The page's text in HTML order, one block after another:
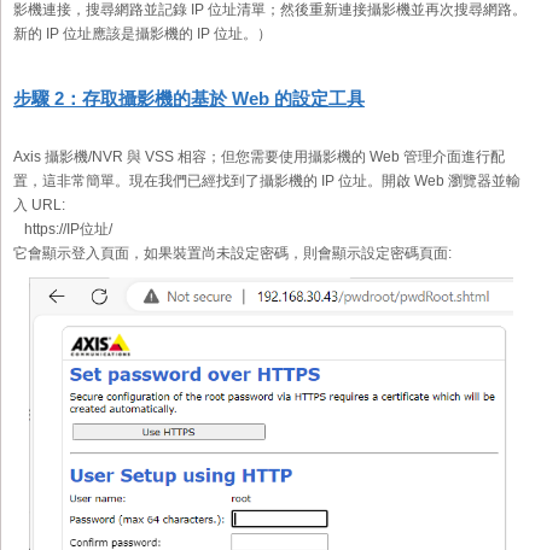
影機連接，搜尋網路並記錄 IP 位址清單；然後重新連接攝影機並再次搜尋網路。
新的 IP 位址應該是攝影機的 IP 位址。）
步驟 2：存取攝影機的基於 Web 的設定工具
Axis 攝影機/NVR 與 VSS 相容；但您需要使用攝影機的 Web 管理介面進行配
置，這非常簡單。現在我們已經找到了攝影機的 IP 位址。開啟 Web 瀏覽器並輸
入 URL:
https://IP位址/
它會顯示登入頁面，如果裝置尚未設定密碼，則會顯示設定密碼頁面: